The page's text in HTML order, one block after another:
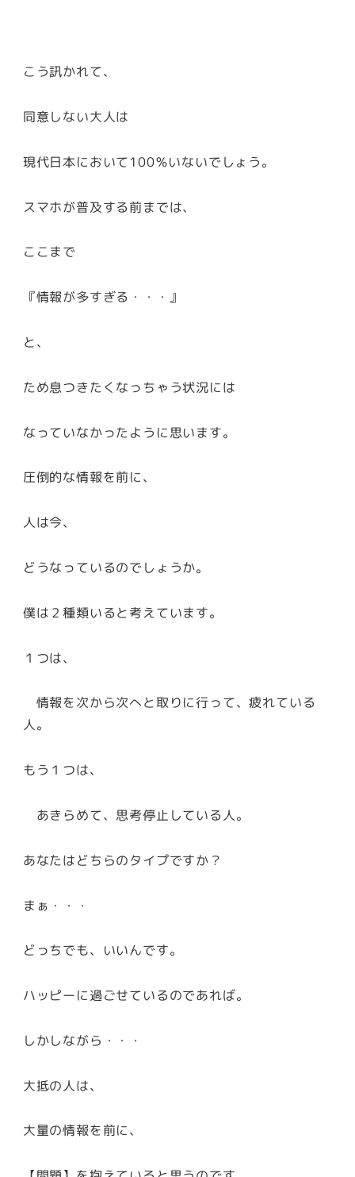
こう訊かれて、
同意しない大人は
現代日本において100％いないでしょう。
スマホが普及する前までは、
ここまで
『情報が多すぎる・・・』
と、
ため息つきたくなっちゃう状況には
なっていなかったように思います。
圧倒的な情報を前に、
人は今、
どうなっているのでしょうか。
僕は２種類いると考えています。
１つは、
情報を次から次へと取りに行って、疲れている
人。
もう１つは、
あきらめて、思考停止している人。
あなたはどちらのタイプですか？
まぁ・・・
どっちでも、いいんです。
ハッピーに過ごせているのであれば。
しかしながら・・・
大抵の人は、
大量の情報を前に、